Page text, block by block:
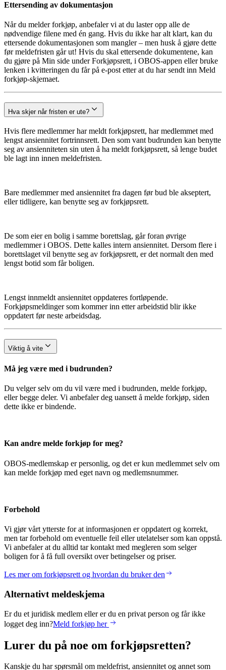
Ettersending av dokumentasjon
Når du melder forkjøp, anbefaler vi at du laster opp alle de
nødvendige filene med én gang. Hvis du ikke har alt klart, kan du
ettersende dokumentasjonen som mangler – men husk å gjøre dette
før meldefristen går ut! Hvis du skal ettersende dokumentene, kan
du gjøre på Min side under Forkjøpsrett, i OBOS-appen eller bruke
lenken i kvitteringen du får på e-post etter at du har sendt inn Meld
forkjøp-skjemaet.
Hva skjer når fristen er ute?
Hvis flere medlemmer har meldt forkjøpsrett, har medlemmet med
lengst ansiennitet fortrinnsrett. Den som vant budrunden kan benytte
seg av ansienniteten sin uten å ha meldt forkjøpsrett, så lenge budet
ble lagt inn innen meldefristen.
Bare medlemmer med ansiennitet fra dagen før bud ble akseptert,
eller tidligere, kan benytte seg av forkjøpsrett.
De som eier en bolig i samme borettslag, går foran øvrige
medlemmer i OBOS. Dette kalles intern ansiennitet. Dersom flere i
borettslaget vil benytte seg av forkjøpsrett, er det normalt den med
lengst botid som får boligen.
Lengst innmeldt ansiennitet oppdateres fortløpende.
Forkjøpsmeldinger som kommer inn etter arbeidstid blir ikke
oppdatert før neste arbeidsdag.
Viktig å vite
Må jeg være med i budrunden?
Du velger selv om du vil være med i budrunden, melde forkjøp,
eller begge deler. Vi anbefaler deg uansett å melde forkjøp, siden
dette ikke er bindende.
Kan andre melde forkjøp for meg?
OBOS-medlemskap er personlig, og det er kun medlemmet selv om
kan melde forkjøp med eget navn og medlemsnummer.
Forbehold
Vi gjør vårt ytterste for at informasjonen er oppdatert og korrekt,
men tar forbehold om eventuelle feil eller utelatelser som kan oppstå.
Vi anbefaler at du alltid tar kontakt med megleren som selger
boligen for å få full oversikt over betingelser og priser.
Les mer om forkjøpsrett og hvordan du bruker den
Alternativt meldeskjema
Er du et juridisk medlem eller er du en privat person og får ikke
logget deg inn?Meld forkjøp her
Lurer du på noe om forkjøpsretten?
Kanskje du har spørsmål om meldefrist, ansiennitet og annet som